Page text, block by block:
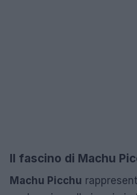
Il fascino di Machu
Machu Picchu